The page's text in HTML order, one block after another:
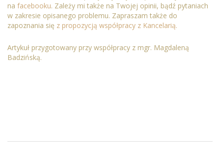
na facebooku. Zależy mi także na Twojej opinii, bądź pytaniach
w zakresie opisanego problemu. Zapraszam także do
zapoznania się z propozycją współpracy z Kancelarią.
Artykuł przygotowany przy współpracy z mgr. Magdaleną
Badzińską.